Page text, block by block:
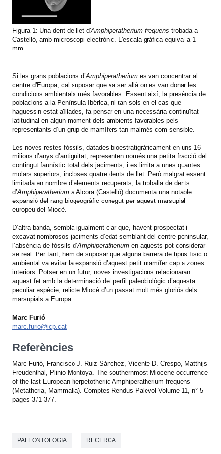
Figura 1: Una dent de llet d'Amphiperatherium frequens trobada a
Castelló, amb microscopi electrònic. L'escala gràfica equival a 1
mm.
Si les grans poblacions d’Amphiperatherium es van concentrar al
centre d’Europa, cal suposar que va ser allà on es van donar les
condicions ambientals més favorables. Essent així, la presència de
poblacions a la Península Ibèrica, ni tan sols en el cas que
haguessin estat aïllades, fa pensar en una necessària continuïtat
latitudinal en algun moment dels ambients favorables pels
representants d’un grup de mamífers tan malmès com sensible.
Les noves restes fòssils, datades bioestratigràficament en uns 16
milions d’anys d’antiguitat, representen només una petita fracció del
contingut faunístic total dels jaciments, i es limita a unes quantes
molars superiors, incloses quatre dents de llet. Però malgrat essent
limitada en nombre d’elements recuperats, la troballa de dents
d’Amphiperatherium a Alcora (Castelló) documenta una notable
expansió del rang biogeogràfic conegut per aquest marsupial
europeu del Miocè.
D’altra banda, sembla igualment clar que, havent prospectat i
excavat nombrosos jaciments d’edat semblant del centre peninsular,
l’absència de fòssils d’Amphiperatherium en aquests pot considerar-
se real. Per tant, hem de suposar que alguna barrera de tipus físic o
ambiental va evitar la expansió d’aquest petit mamífer cap a zones
interiors. Potser en un futur, noves investigacions relacionaran
aquest fet amb la determinació del perfil paleobiològic d’aquesta
peculiar espècie, relicte Miocè d’un passat molt més gloriós dels
marsupials a Europa.
Marc Furió
marc.furio@icp.cat
Referències
Marc Furió, Francisco J. Ruiz-Sánchez, Vicente D. Crespo, Matthijs
Freudenthal, Plinio Montoya. The southernmost Miocene occurrence
of the last European herpetotheriid Amphiperatherium frequens
(Metatheria, Mammalia). Comptes Rendus Palevol Volume 11, n° 5
pages 371-377.
PALEONTOLOGIA RECERCA